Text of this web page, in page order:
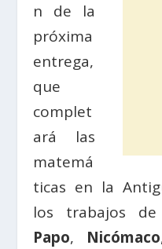
n de la
próxima
entrega,
que
complet
ará las
matemá
ticas en la
los trabajos de
Papo, Nicómaco